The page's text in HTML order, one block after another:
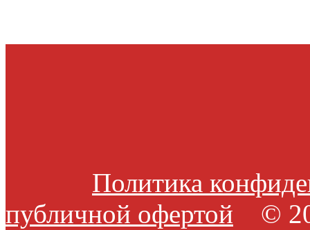
Политика
публичной офертой ©